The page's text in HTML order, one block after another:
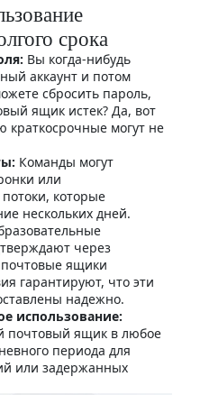
срока
Вы когда-нибудь
аккаунт и потом
сбросить пароль,
ящик истек? Да, вот
краткосрочные могут не
Команды могут
или
которые
нескольких дней.
через
ящики
гарантируют, что эти
надежно.
использование:
почтовый ящик в любое
периода для
или задержанных